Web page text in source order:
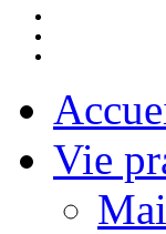
Vie